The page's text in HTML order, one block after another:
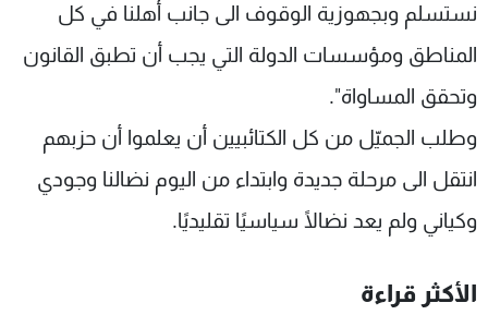
نستسلم وبجهوزية الوقوف الى جانب أهلنا في كل
المناطق ومؤسسات الدولة التي يجب أن تطبق القانون
وتحقق المساواة".
وطلب الجميّل من كل الكتائبيين أن يعلموا أن حزبهم
انتقل الى مرحلة جديدة وابتداء من اليوم نضالنا وجودي
وكياني ولم يعد نضالًا سياسيًا تقليديًا.
الأكثر قراءة